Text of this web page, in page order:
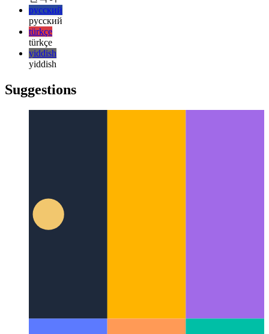
日本語
한국어
한국어
русский
русский
türkçe
yiddish
yiddish